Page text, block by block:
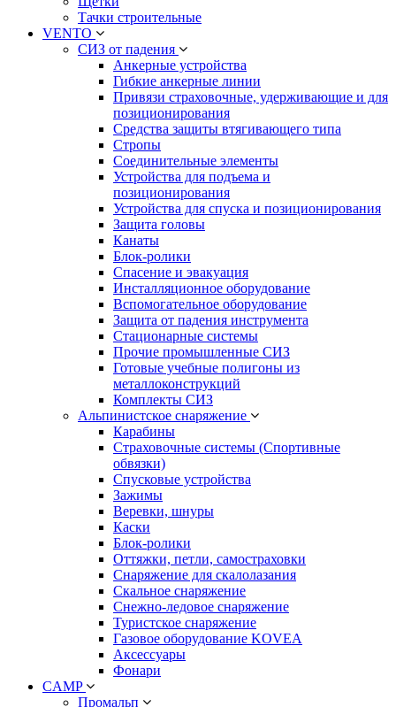
Тачки строительные
VENTO
СИЗ от падения
Анкерные устройства
Гибкие анкерные линии
Привязи страховочные, удерживающие и для
позиционирования
Средства защиты втягивающего типа
Стропы
Соединительные элементы
Устройства для подъема и
позиционирования
Устройства для спуска и позиционирования
Защита головы
Канаты
Блок-ролики
Спасение и эвакуация
Инсталляционное оборудование
Вспомогательное оборудование
Защита от падения инструмента
Стационарные системы
Прочие промышленные СИЗ
Готовые учебные полигоны из
металлоконструкций
Комплекты СИЗ
Альпинистское снаряжение
Карабины
Страховочные системы (Спортивные
обвязки)
Спусковые устройства
Зажимы
Веревки, шнуры
Каски
Блок-ролики
Оттяжки, петли, самостраховки
Снаряжение для скалолазания
Скальное снаряжение
Снежно-ледовое снаряжение
Туристское снаряжение
Газовое оборудование KOVEA
Аксессуары
Фонари
CAMP
Промальп